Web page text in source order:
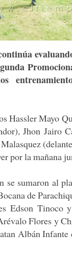
Hassler Mayo
Jhon Jairo
por la mañana
se sumaron al
de
Edson Tinoco
Flores y
Albán